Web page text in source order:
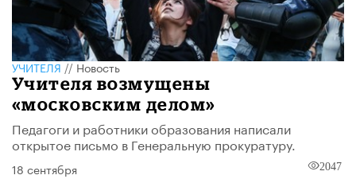
УЧИТЕЛЯ//Новость
Учителя возмущены
«московским делом»
Педагоги и работники образования написали
открытое письмо в Генеральную прокуратуру.
18 сентября 2047